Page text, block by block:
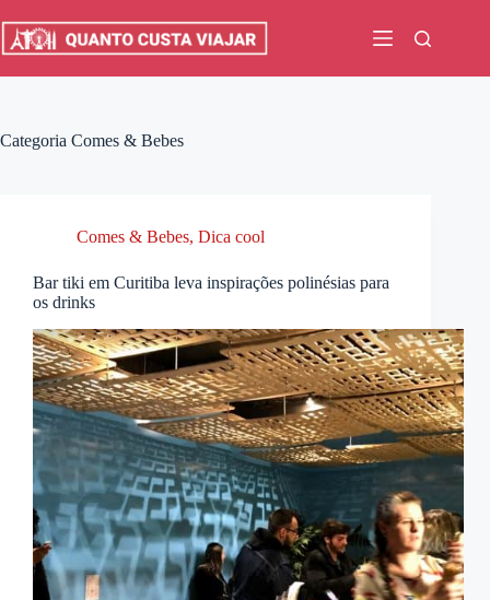
para
Categoria Comes & Bebes
Comes & Bebes, Dica cool
Bar tiki em Curitiba leva inspirações polinésias para
os drinks